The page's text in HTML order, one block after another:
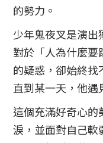
的勢力。
少年鬼夜叉是演出
對於「人為什麼要
的疑惑，卻始終找
直到某一天，他遇
這個充滿好奇心的
淚，並面對自己軟